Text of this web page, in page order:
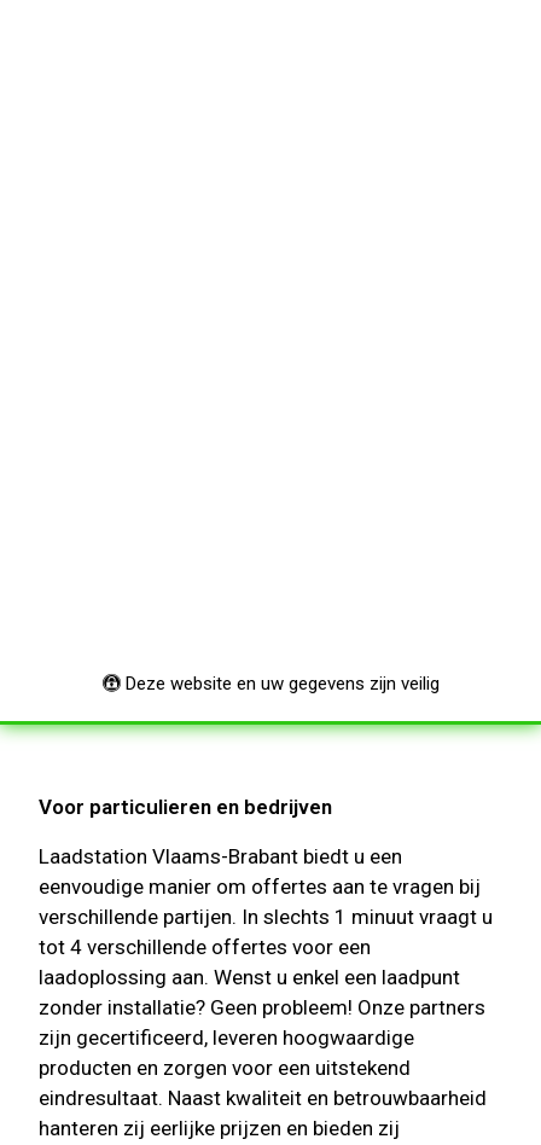
Deze website en uw gegevens zijn veilig
Voor particulieren en bedrijven
Laadstation Vlaams-Brabant biedt u een
eenvoudige manier om offertes aan te vragen bij
verschillende partijen. In slechts 1 minuut vraagt u
tot 4 verschillende offertes voor een
laadoplossing aan. Wenst u enkel een laadpunt
zonder installatie? Geen probleem! Onze partners
zijn gecertificeerd, leveren hoogwaardige
producten en zorgen voor een uitstekend
eindresultaat. Naast kwaliteit en betrouwbaarheid
hanteren zij eerlijke prijzen en bieden zij